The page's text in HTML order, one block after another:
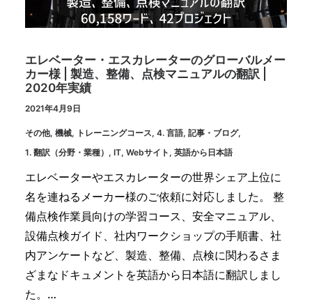
エレベーター・エスカレーターのグローバルメー
カー様 | 製造、整備、点検マニュアルの翻訳 |
2020年実績
2021年4月9日
その他, 機械, トレーニングコース, 4. 言語, 記事・ブログ,
1. 翻訳（分野・業種） , IT, Webサイト , 英語から日本語
エレベーターやエスカレーターの世界シェア上位に
名を連ねるメーカー様のご依頼に対応しました。 整
備点検作業員向けの学習コース、安全マニュアル、
設備点検ガイド、社内ワークショップの手順書、社
内アンケートなど、製造、整備、点検に関わるさま
ざまなドキュメントを英語から日本語に翻訳しまし
た。…